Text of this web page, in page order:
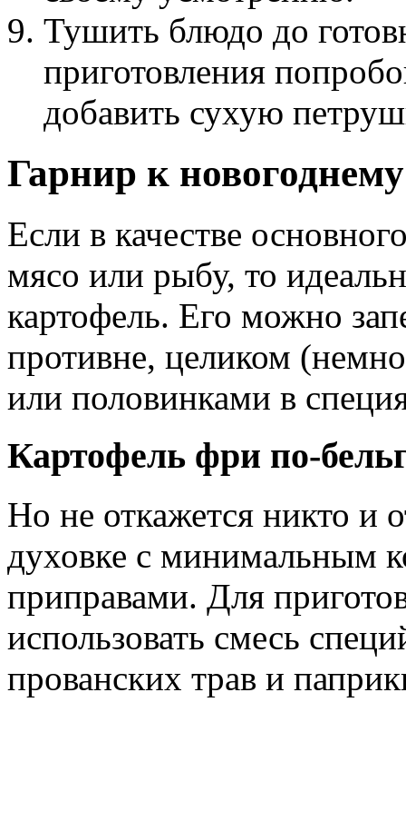
Тушить блюдо до
приготовления
добавить сухую
Гарнир к
Если в качестве
мясо или рыбу, то
картофель. Его можно
противне, целиком
или половинками в
Картофель фри по-
Но не откажется никто и
духовке с минимальным
приправами. Для
использовать смесь
прованских трав и